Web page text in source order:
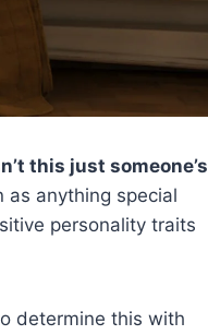
this just someone’s
as anything special
personality traits
determine this with